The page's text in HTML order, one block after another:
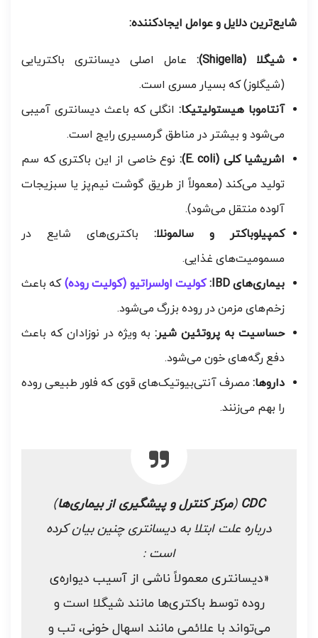
شایع‌ترین دلایل و عوامل ایجادکننده:
شیگلا (Shigella):
عامل اصلی دیسانتری باکتریایی
(شیگلوز) که بسیار مسری است.
آنتاموبا هیستولیتیکا: انگلی که باعث دیسانتری آمیبی
می‌شود و بیشتر در مناطق گرمسیری رایج است.
اشریشیا کلی (E. coli):
نوع خاصی از این باکتری که سم
تولید می‌کند (معمولاً از طریق گوشت نیم‌پز یا سبزیجات
آلوده منتقل می‌شود).
کمپیلوباکتر و سالمونلا: باکتری‌های شایع در
مسمومیت‌های غذایی.
بیماری‌های IBD:
کولیت اولسراتیو (کولیت روده)که باعث
زخم‌های مزمن در روده بزرگ می‌شود.
حساسیت به پروتئین شیر:به ویژه در نوزادان که باعث
دفع رگه‌های خون می‌شود.
داروها: مصرف آنتی‌بیوتیک‌های قوی که فلور طبیعی روده
را بهم می‌زنند.
CDC
(مرکز کنترل و پیشگیری از بیماری‌ها)
درباره علت ابتلا به دیسانتری چنین بیان کرده
است :
«دیسانتری معمولاً ناشی از آسیب دیواره‌ی
روده توسط باکتری‌ها مانند شیگلا است و
می‌تواند با علائمی مانند اسهال خونی، تب و